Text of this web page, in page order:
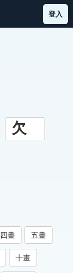
登入
欠
四畫 五畫
十畫